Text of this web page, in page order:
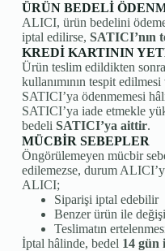
ÜRÜN BEDELİ
ALICI, ürün bedelini
iptal edilirse, SATICI’nın
KREDİ KARTININ
Ürün teslim edildikten
kullanımının tespit
SATICI’ya ödenmemesi
SATICI’ya iade etmekle
bedeli SATICI’ya aittir.
MÜCBİR SEBEPLER
Öngörülemeyen mücbir
edilemezse, durum
ALICI;
Siparişi iptal edebilir
Benzer ürün ile
Teslimatın
İptal hâlinde, bedel 14 gün